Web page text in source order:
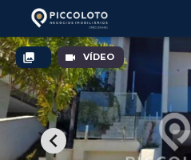
VÍDEO